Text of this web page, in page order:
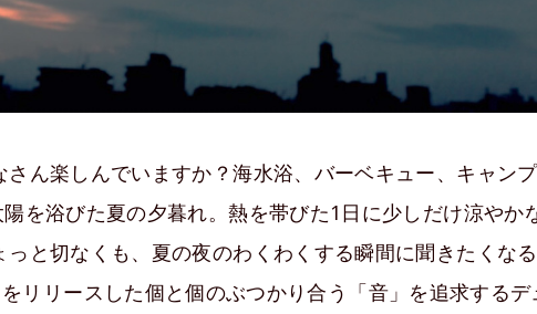
さん楽しんでいますか？海水浴、バーベキュー、キャン
を浴びた夏の夕暮れ。熱を帯びた1日に少しだけ涼やか
と切なくも、夏の夜のわくわくする瞬間に聞きたくなる
リリースした個と個のぶつかり合う「音」を追求するデ